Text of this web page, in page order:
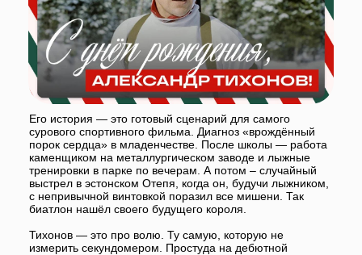
Тихонов — это про волю. Ту самую, которую не
измерить секундомером. Простуда на дебютной
Олимпиаде-68 в Гренобле? Он выходит — и берёт
серебро. Сломанная лыжа на первом этапе эстафеты в
Саппоро-72? Он почти километр бежит на одной,
получает лыжу от соперника — и команда всё равно
вырывает золото. Он — единственный в истории
мужчина, выигравший четыре золота на четырёх зимних
Олимпиадах подряд. И все четыре — в эстафете. В этом
весь Тихонов: личная трагедия на дистанции в
Инсбруке-76 (когда он потерял победу из-за промахов
на последнем рубеже) и железная надёжность в
команде, где он чувствовал ответственность перед
другими.
После окончания спортивной карьеры Александр
Иванович много лет работал на благо спорта в качестве
президента Союза биатлонистов России. Это жизнь,
прожитая на максимальной скорости и с максимальной
отдачей — и на трассе, и вне её.
Сегодня мы чествуем живую легенду, патриарха, чья
биография — учебник по преодолению. Человека,
чемпионским сердцем, а сломанная лыжа — не повод